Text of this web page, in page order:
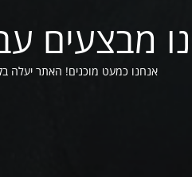
מבצעים
אנחנו כמעט מוכנים! האתר יעלה